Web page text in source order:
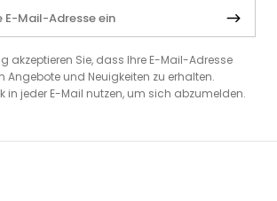
akzeptieren Sie, dass Ihre E-Mail-Adresse
Angebote und Neuigkeiten zu erhalten.
in jeder E-Mail nutzen, um sich abzumelden.